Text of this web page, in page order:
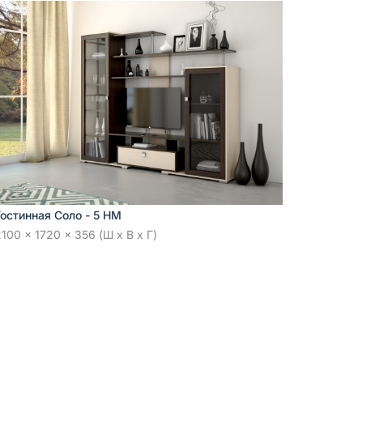
Соло - 5 НМ
x 1720 x 356 (Ш x В x Г)